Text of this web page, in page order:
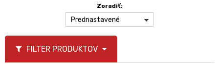
Zoradiť:
Prednastavené
FILTER PRODUKTOV